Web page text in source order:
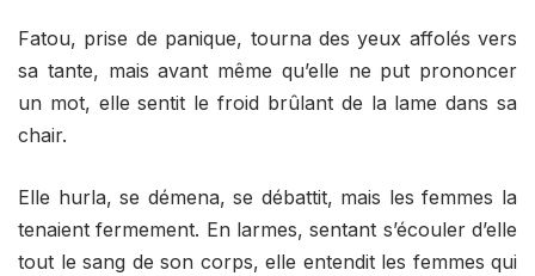
Fatou, prise de panique, tourna des yeux affolés vers
sa tante, mais avant même qu’elle ne put prononcer
un mot, elle sentit le froid brûlant de la lame dans sa
chair.
Elle hurla, se démena, se débattit, mais les femmes la
tenaient fermement. En larmes, sentant s’écouler d’elle
tout le sang de son corps, elle entendit les femmes qui